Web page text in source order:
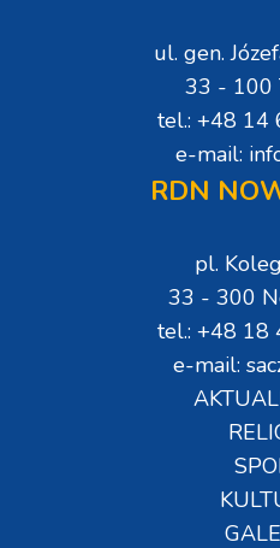
ul. gen.
33 - 100
tel.: +48 14
e-mail:
RDN
pl.
33 - 300
tel.: +48 18
e-mail: